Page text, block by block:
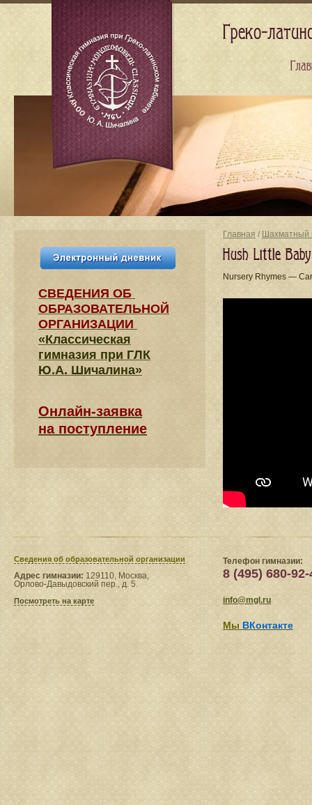
Главная / Шахматный
Hush Little
Nursery Rhymes —
СВЕДЕНИЯ​ ОБ
ОБРАЗОВАТЕЛЬНОЙ
ОРГАНИЗАЦИИ
«Классическая
гимназия при ГЛК
Ю.А. Шичалина»
Онлайн-заявка
на поступление
Сведения​ об образовательной организации
Адрес гимназии: 129110, Москва,
Орлово-Давыдовский пер., д. 5.
Посмотреть на карте
Телефон гимназии:
8 (495) 680-92-
info@mgl.ru
Мы ВКонтакте
Греко-